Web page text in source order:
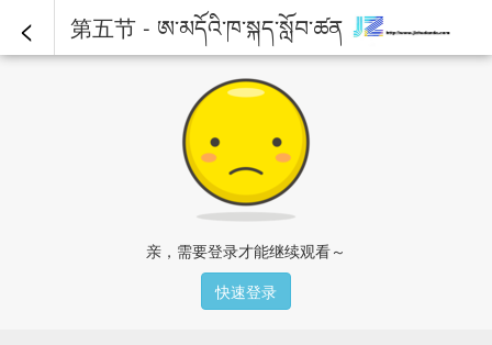
< 第五节 - ཨ་མདོའི་ཁ་སྐད་སློབ་ཚན།
亲，需要登录才能继续观看～
快速登录